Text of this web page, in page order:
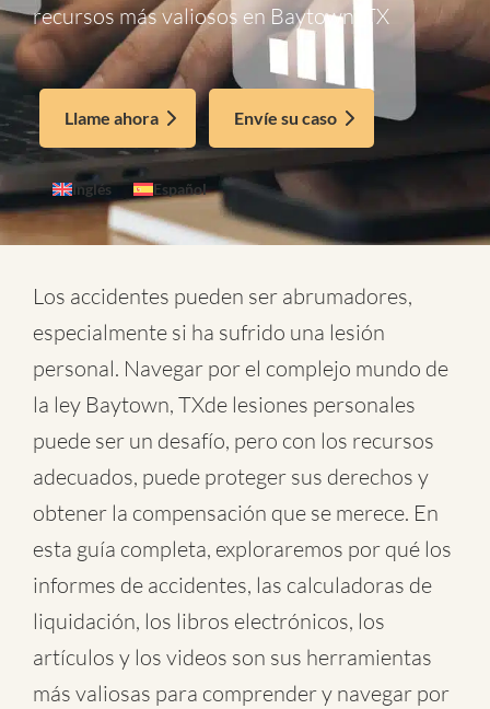
recursos más valiosos en Baytown, TX
Llame ahora Envíe su caso
Inglés Español
Los accidentes pueden ser abrumadores,
especialmente si ha sufrido una lesión
personal. Navegar por el complejo mundo de
la ley Baytown, TXde lesiones personales
puede ser un desafío, pero con los recursos
adecuados, puede proteger sus derechos y
obtener la compensación que se merece. En
esta guía completa, exploraremos por qué los
informes de accidentes, las calculadoras de
liquidación, los libros electrónicos, los
artículos y los videos son sus herramientas
más valiosas para comprender y navegar por